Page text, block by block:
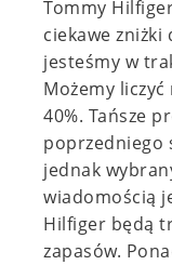
Tommy
ciekawe
jesteśmy w
Możemy
40%. Tańsze
poprzedniego
jednak
wiadomością
Hilfiger będą
zapasów.